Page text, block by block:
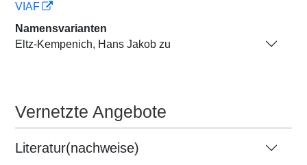
VIAF
Namensvarianten
Eltz-Kempenich, Hans Jakob zu
Vernetzte Angebote
Literatur(nachweise)